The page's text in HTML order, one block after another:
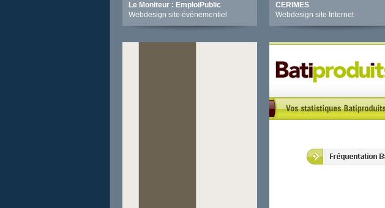
Le Moniteur : EmploiPublic
Webdesign site événementiel
CERIMES
Webdesign site Internet